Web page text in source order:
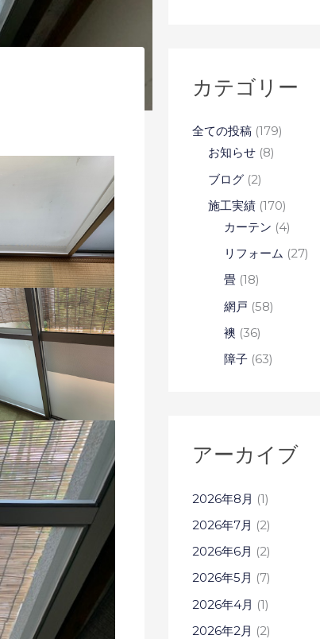
カテゴリー
全ての投稿 (179)
お知らせ (8)
ブログ (2)
施工実績 (170)
カーテン (4)
リフォーム (27)
畳 (18)
網戸 (58)
襖 (36)
障子 (63)
アーカイブ
2026年8月 (1)
2026年7月 (2)
2026年6月 (2)
2026年5月 (7)
2026年4月 (1)
2026年2月 (2)